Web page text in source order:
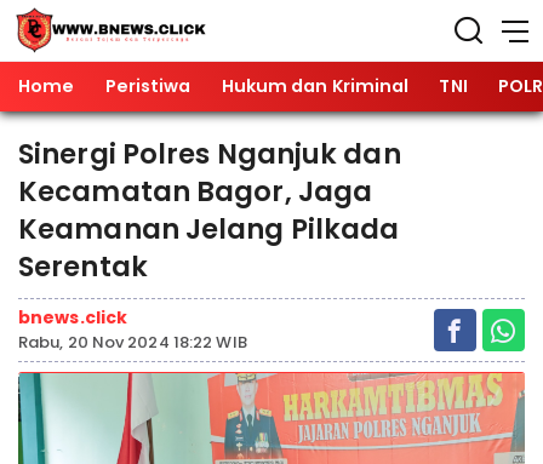
Home Peristiwa Hukum dan Kriminal TNI
Sinergi Polres Nganjuk dan
Kecamatan Bagor, Jaga
Keamanan Jelang Pilkada
Serentak
bnews.click
Rabu, 20 Nov 2024 18:22 WIB